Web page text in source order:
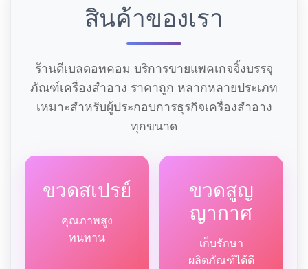
สินค้าของเรา
ร้านดีเบลดอทคอม บริการขายแพคเกจจิ้งบรรจุ
ภัณฑ์เครื่องสำอาง ราคาถูก หลากหลายประเภท
เหมาะสำหรับผู้ประกอบการธุรกิจเครื่องสำอาง
ทุกขนาด
ขวดสเปรย์
คุณภาพสูง
ทนทาน
ขวดสูญ
ญากาศ
เก็บรักษา
ผลิตภัณฑ์ได้ดี